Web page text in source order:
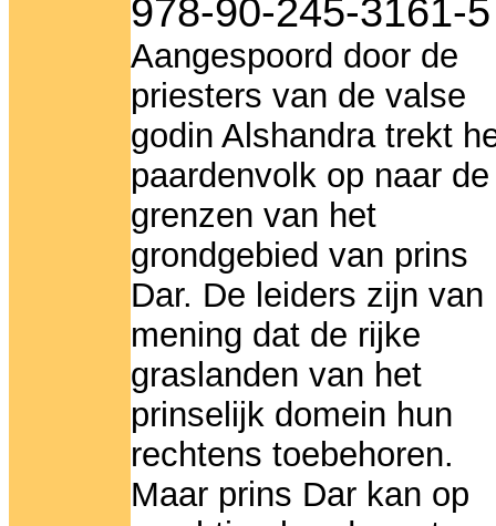
978-90-245-3161-5
Aangespoord door de
priesters van de valse
godin Alshandra trekt
paardenvolk op naar de
grenzen van het
grondgebied van prins
Dar. De leiders zijn van
mening dat de rijke
graslanden van het
prinselijk domein hun
rechtens toebehoren.
Maar prins Dar kan op